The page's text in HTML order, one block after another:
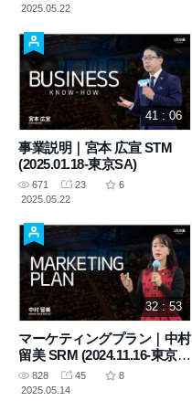
2025.05.22
41 : 06
事業説明｜宮本 広宣 STM
(2025.01.18-東京SA)
671 23
6
2025.05.22
32 : 53
マーケティングプラン｜中村
留美 SRM (2024.11.16-東京
SA)828 45
8
2025.05.14